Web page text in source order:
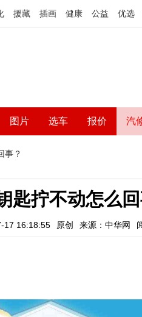
援藏 插画 健康 公益 优选
图片 选车 报价 汽
事？
匙拧不动怎么回
17 16:18:55 原创 来源：中华网